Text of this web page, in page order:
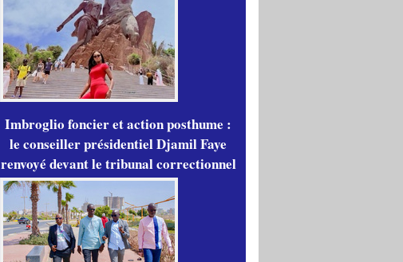
Imbroglio foncier et action posthume :
le conseiller présidentiel Djamil Faye
renvoyé devant le tribunal correctionnel